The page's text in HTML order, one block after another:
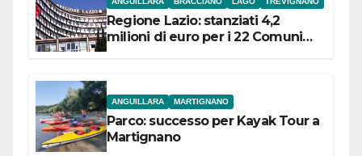
Regione Lazio: stanziati 4,2
milioni di euro per i 22 Comuni
ANGUILLARA MARTIGNANO
Parco: successo per Kayak Tour a
Martignano